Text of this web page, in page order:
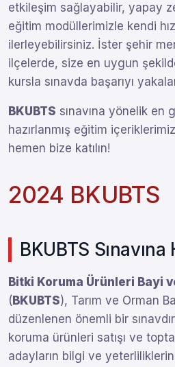
etkileşim sağlayabilir, yapay
eğitim modüllerimizle kendi
ilerleyebilirsiniz. İster şehir
ilçelerde, size en uygun
kursla sınavda başarıyı
BKUBTS sınavına yönelik en
hazırlanmış eğitim
hemen bize katılın!
2024 BKUBTS
BKUBTS Sınavına
Bitki Koruma Ürünleri Bayi
( BKUBTS), Tarım ve Orman
düzenlenen önemli bir
koruma ürünleri satışı ve
adayların bilgi ve